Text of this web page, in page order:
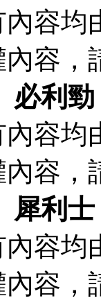
容均
容，
必利勁
容均
容，
犀利士
容均
容，